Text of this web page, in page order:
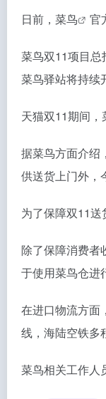
日前， 菜鸟 官
菜鸟双11项目总
菜鸟驿站将持续
天猫双11期间，
据菜鸟方面介绍
供送货上门外，
为了保障双11送
除了保障消费者
于使用菜鸟仓进
在进口物流方面
线，海陆空铁多
菜鸟相关工作人